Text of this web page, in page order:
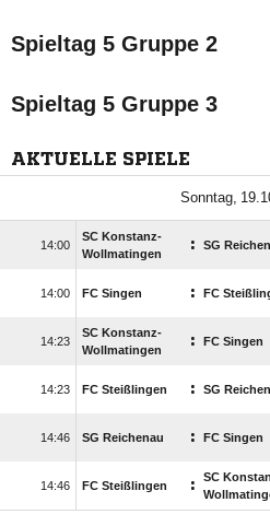
Spieltag 5 Gruppe 2
Spieltag 5 Gruppe 3
AKTUELLE SPIELE


SC Konstanz-
Wollmatingen
: SG
 FC Singen : FC

SC Konstanz-
Wollmatingen
: FC Singen
 FC Steißlingen : SG
 SG Reichenau : FC Singen
 FC Steißlingen :
SC